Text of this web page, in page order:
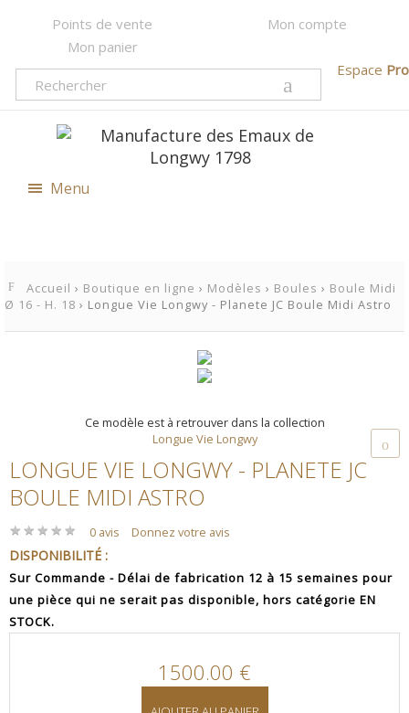
Points de vente
Mon compte
Mon panier
Espace Pro
Menu
Accueil › Boutique en ligne › Modèles › Boules › Boule Midi
Ø 16 - H. 18 › Longue Vie Longwy - Planete JC Boule Midi Astro
Ce modèle est à retrouver dans la collection
Longue Vie Longwy
LONGUE VIE LONGWY - PLANETE JC
BOULE MIDI ASTRO
★ ★ ★ ★ ★
★ ★ ★ ★ ★ 0 avis Donnez votre avis
DISPONIBILITÉ :
Sur Commande - Délai de fabrication 12 à 15 semaines pour
une pièce qui ne serait pas disponible, hors catégorie EN
STOCK.
1500.00 €